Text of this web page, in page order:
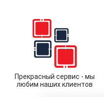
Прекрасный сервис - мы
любим наших клиентов